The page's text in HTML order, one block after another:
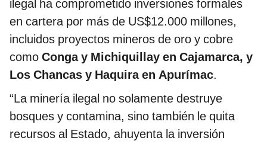
ilegal ha comprometido inversiones formales
en cartera por más de US$12.000 millones,
incluidos proyectos mineros de oro y cobre
como Conga y Michiquillay en Cajamarca, y
Los Chancas y Haquira en Apurímac.
“La minería ilegal no solamente destruye
bosques y contamina, sino también le quita
recursos al Estado, ahuyenta la inversión